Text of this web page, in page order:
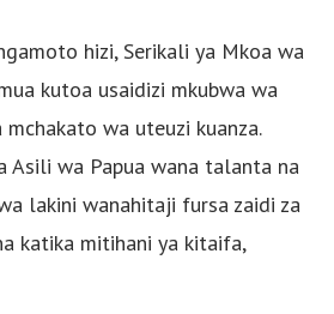
hizi, Serikali ya Mkoa wa
kutoa usaidizi mkubwa wa
wa uteuzi kuanza.
Asili wa Papua wana talanta na
lakini wanahitaji fursa zaidi za
katika mitihani ya kitaifa,